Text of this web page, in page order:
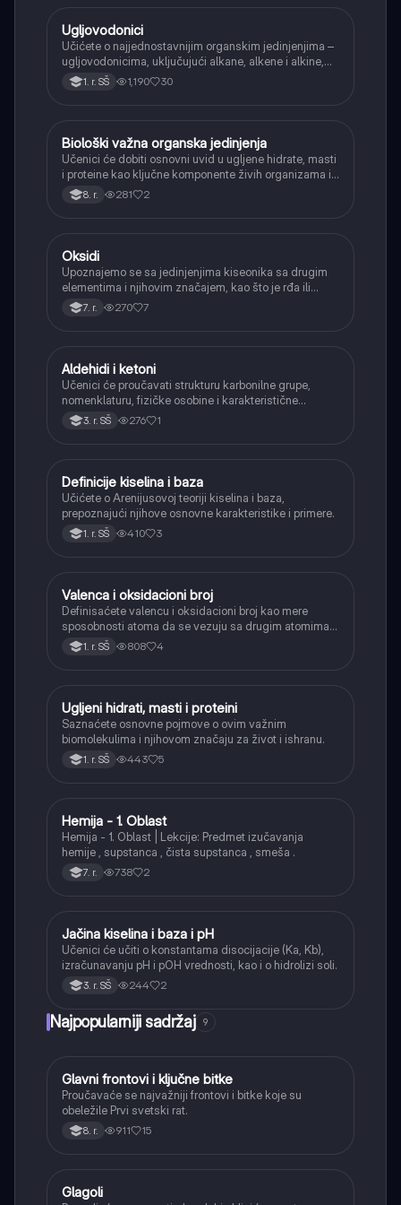
Hemija
Ugljovodonici
Učićete o najjednostavnijim organskim jedinjenjima –
ugljovodonicima, uključujući alkane, alkene i alkine,
njihove opšte formule i osnovnu nomenklaturu.
1. r. SŠ 1,190 30
Hemija
Biološki važna organska jedinjenja
Učenici će dobiti osnovni uvid u ugljene hidrate, masti
i proteine kao ključne komponente živih organizama i
njihovu ulogu.
8. r. 281 2
Hemija
Oksidi
Upoznajemo se sa jedinjenjima kiseonika sa drugim
elementima i njihovim značajem, kao što je rđa ili
ugljen-dioksid.
7. r. 270 7
Hemija
Aldehidi i ketoni
Učenici će proučavati strukturu karbonilne grupe,
nomenklaturu, fizičke osobine i karakteristične
reakcije aldehida i ketona (adicija, oksidacija
aldehida, redukcija).
3. r. SŠ 276 1
Hemija
Definicije kiselina i baza
Učićete o Arenijusovoj teoriji kiselina i baza,
prepoznajući njihove osnovne karakteristike i primere.
1. r. SŠ 410 3
Hemija
Valenca i oksidacioni broj
Definisaćete valencu i oksidacioni broj kao mere
sposobnosti atoma da se vezuju sa drugim atomima u
hemijskim jedinjenjima.
1. r. SŠ 808 4
Hemija
Ugljeni hidrati, masti i proteini
Saznaćete osnovne pojmove o ovim važnim
biomolekulima i njihovom značaju za život i ishranu.
1. r. SŠ 443 5
Hemija
Hemija - 1. Oblast
Hemija - 1. Oblast | Lekcije: Predmet izučavanja
hemije , supstanca , čista supstanca , smeša .
7. r. 738 2
Hemija
Jačina kiselina i baza i pH
Učenici će učiti o konstantama disocijacije (Ka, Kb),
izračunavanju pH i pOH vrednosti, kao i o hidrolizi soli.
3. r. SŠ 244 2
Najpopularniji sadržaj 9
Istorija
Glavni frontovi i ključne bitke
Proučavaće se najvažniji frontovi i bitke koje su
obeležile Prvi svetski rat.
8. r. 911 15
Srpski jezik
Glagoli